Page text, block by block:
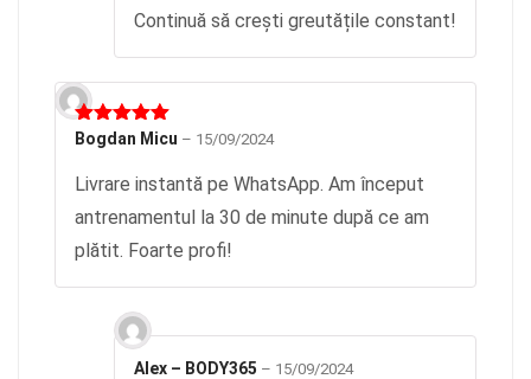
Continuă să crești greutățile constant!
Evaluat la
Bogdan Micu – 15/09/2024
Livrare instantă pe WhatsApp. Am început
antrenamentul la 30 de minute după ce am
plătit. Foarte profi!
Alex – BODY365 – 15/09/2024